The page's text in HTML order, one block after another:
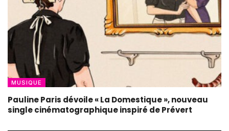
MUSIQUE
Pauline Paris dévoile « La Domestique », nouveau
single cinématographique inspiré de Prévert